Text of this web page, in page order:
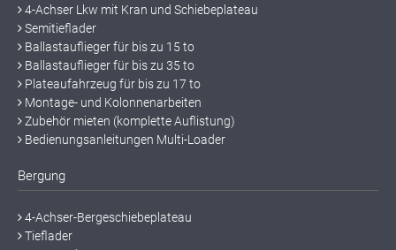
4-Achser Lkw mit Kran und Schiebeplateau
Semitieflader
Ballastauflieger für bis zu 15 to
Ballastauflieger für bis zu 35 to
Plateaufahrzeug für bis zu 17 to
Montage- und Kolonnenarbeiten
Zubehör mieten (komplette Auflistung)
Bedienungsanleitungen Multi-Loader
Bergung
4-Achser-Bergeschiebeplateau
Tieflader